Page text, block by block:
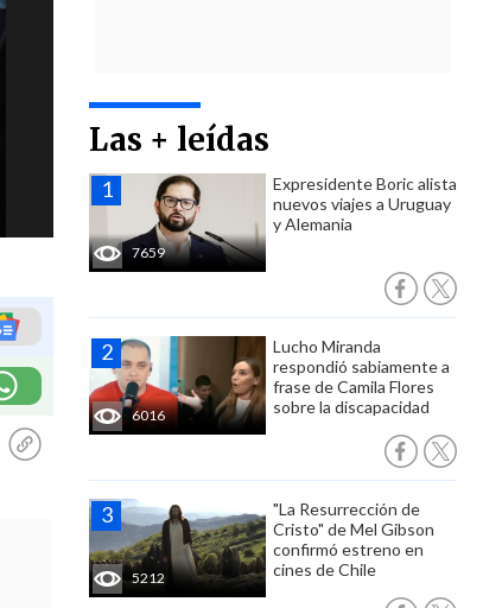
Las + leídas
7659
Expresidente Boric alista
nuevos viajes a Uruguay
y Alemania
6016
Lucho Miranda
respondió sabiamente a
frase de Camila Flores
sobre la discapacidad
5212
"La Resurrección de
Cristo" de Mel Gibson
confirmó estreno en
cines de Chile